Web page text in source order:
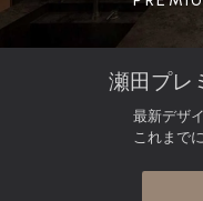
瀬田プレ
最新デザ
これまで